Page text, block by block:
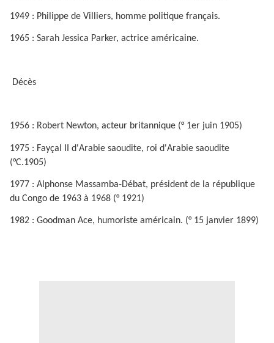
1949 : Philippe de Villiers, homme politique français.
1965 : Sarah Jessica Parker, actrice américaine.
Décès
1956 : Robert Newton, acteur britannique (° 1er juin 1905)
1975 : Fayçal II d'Arabie saoudite, roi d'Arabie saoudite
(°C.1905)
1977 : Alphonse Massamba-Débat, président de la république
du Congo de 1963 à 1968 (° 1921)
1982 : Goodman Ace, humoriste américain. (° 15 janvier 1899)